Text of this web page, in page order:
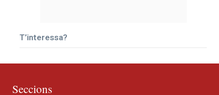
T’interessa?
Seccions